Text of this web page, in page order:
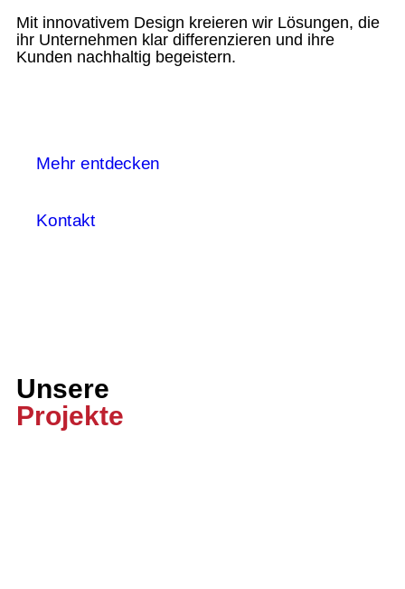
Mit innovativem Design kreieren wir Lösungen, die
ihr Unternehmen klar differenzieren und ihre
Kunden nachhaltig begeistern.
Mehr entdecken
Kontakt
Unsere
Projekte